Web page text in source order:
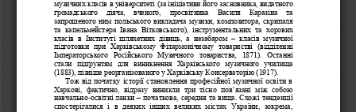
музичних класів в університеті (за ініціативи його засновника, видатного
громадського   діяча,   вченого,   просвітника   Василя   Каразіна   та
запрошеного ним польського викладача музики, композитора, скрипаля
та  капельмейстера  Івана  Вітковського),  інструментальних  та  хорових
класів  в  Інституті  шляхетних  дівиць,  а  незабаром – класів  музичної
підготовки  при  Харківському  Філармонічному  товаристві  (відділенні
Імператорського  Російського  Музичного  товариства,  1871).  Останні
стали  підґрунтям  для  виникнення  Харківського  музичного  училища
(1883), пізніше реорганізованого у Харківську Консерваторію (1917).
Тож від початку історії становлення професійної музичної освіти в
Харкові,  фактично,  відразу виникли  три  тісно  пов’язані  між  собою
навчально-освітні ланки – початкова, середня та вища. Схожі тенденції
спостерігалися  і  в  деяких  інших  великих  містах  України,  зокрема,